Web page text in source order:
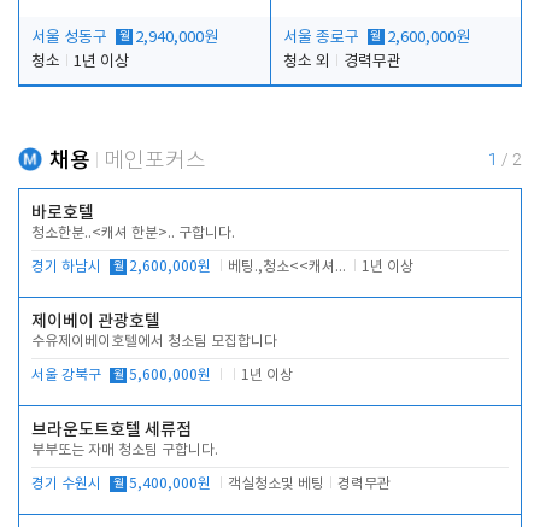
서울 성동구 월 2,940,000원
청소
1년 이상
서울 종로구 월 2,600,000원
청소 외
경력무관
채용 메인포커스 1 / 2
바로호텔
청소한분..<캐셔 한분>.. 구합니다.
경기 하남시 월 2,600,000원 베팅.,청소<<캐셔 모셔봅니다. 1년 이상
제이베이 관광호텔
수유제이베이호텔에서 청소팀 모집합니다
서울 강북구 월 5,600,000원 1년 이상
브라운도트호텔 세류점
부부또는 자매 청소팀 구합니다.
경기 수원시 월 5,400,000원 객실청소및 베팅 경력무관